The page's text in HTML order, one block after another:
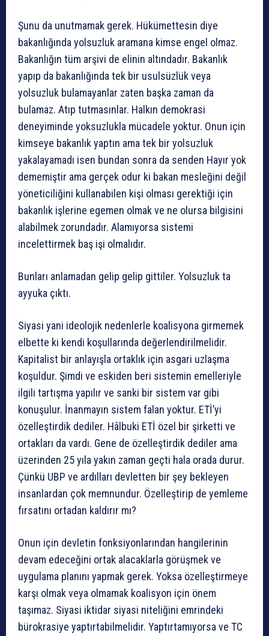
Şunu da unutmamak gerek. Hükümettesin diye
bakanlığında yolsuzluk aramana kimse engel olmaz.
Bakanlığın tüm arşivi de elinin altındadır. Bakanlık
yapıp da bakanlığında tek bir usulsüzlük veya
yolsuzluk bulamayanlar zaten başka zaman da
bulamaz. Atıp tutmasınlar. Halkın demokrasi
deneyiminde yoksuzlukla mücadele yoktur. Onun için
kimseye bakanlık yaptın ama tek bir yolsuzluk
yakalayamadı isen bundan sonra da senden Hayır yok
dememiştir ama gerçek odur ki bakan mesleğini değil
yöneticiliğini kullanabilen kişi olması gerektiği için
bakanlık işlerine egemen olmak ve ne olursa bilgisini
alabilmek zorundadır. Alamıyorsa sistemi
incelettirmek baş işi olmalıdır.
Bunları anlamadan gelip gelip gittiler. Yolsuzluk ta
ayyuka çıktı.
Siyasi yani ideolojik nedenlerle koalisyona girmemek
elbette ki kendi koşullarında değerlendirilmelidir.
Kapitalist bir anlayışla ortaklık için asgari uzlaşma
koşuldur. Şimdi ve eskiden beri sistemin emelleriyle
ilgili tartışma yapılır ve sanki bir sistem var gibi
konuşulur. İnanmayın sistem falan yoktur. ETİ’yi
özelleştirdik dediler. Hâlbuki ETİ özel bir şirketti ve
ortakları da vardı. Gene de özelleştirdik dediler ama
üzerinden 25 yıla yakın zaman geçti hala orada durur.
Çünkü UBP ve ardılları devletten bir şey bekleyen
insanlardan çok memnundur. Özelleştirip de yemleme
fırsatını ortadan kaldırır mı?
Onun için devletin fonksiyonlarından hangilerinin
devam edeceğini ortak alacaklarla görüşmek ve
uygulama planını yapmak gerek. Yoksa özelleştirmeye
karşı olmak veya olmamak koalisyon için önem
taşımaz. Siyasi iktidar siyasi niteliğini emrindeki
bürokrasiye yaptırtabilmelidir. Yaptırtamıyorsa ve TC